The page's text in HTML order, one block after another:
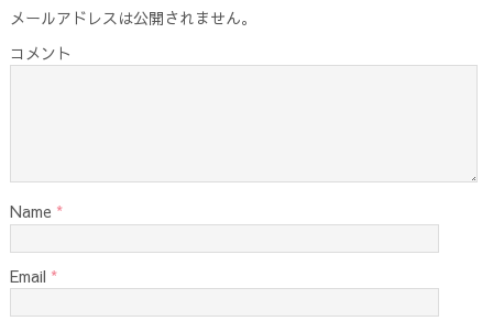
メールアドレスは公開されません。
コメント
Name *
Email *